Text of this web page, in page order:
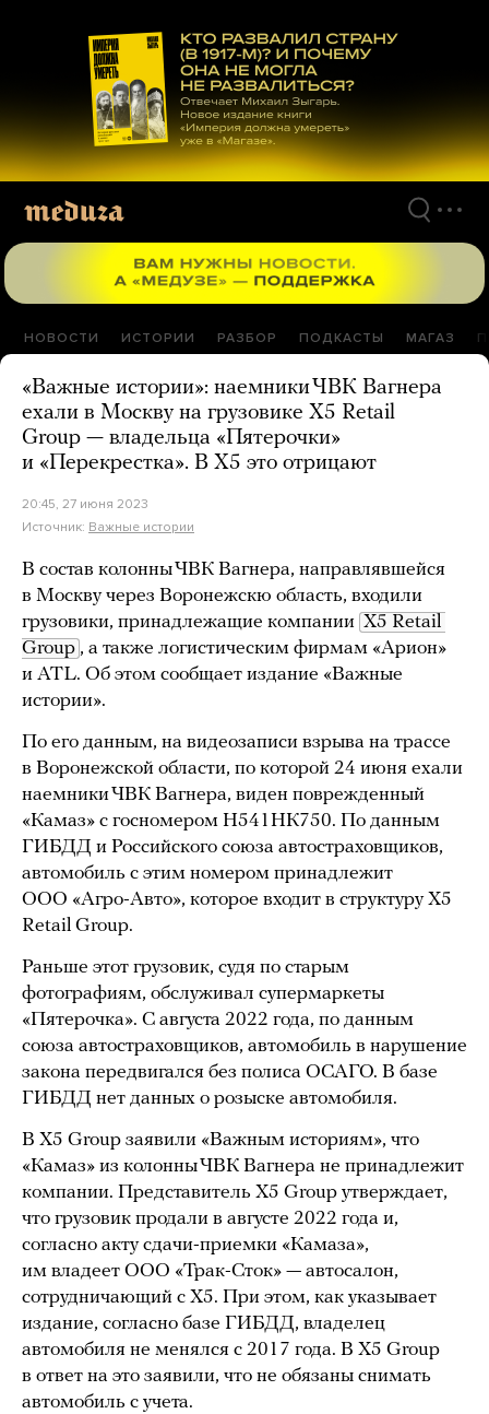
материалам
НОВОСТИ ИСТОРИИ РАЗБОР ПОДКАСТЫ МАГАЗ
«Важные истории»: наемники ЧВК Вагнера
ехали в Москву на грузовике X5 Retail
Group — владельца «Пятерочки»
и «Перекрестка». В X5 это отрицают
20:45, 27 июня 2023
Источник: Важные истории
В состав колонны ЧВК Вагнера, направлявшейся
в Москву через Воронежскю область, входили
грузовики, принадлежащие компании X5 Retail
Group , а также логистическим фирмам «Арион»
и ATL. Об этом сообщает издание «Важные
истории».
По его данным, на видеозаписи взрыва на трассе
в Воронежской области, по которой 24 июня ехали
наемники ЧВК Вагнера, виден поврежденный
«Камаз» с госномером Н541НК750. По данным
ГИБДД и Российского союза автостраховщиков,
автомобиль с этим номером принадлежит
ООО «Агро-Авто», которое входит в структуру X5
Retail Group.
Раньше этот грузовик, судя по старым
фотографиям, обслуживал супермаркеты
«Пятерочка». С августа 2022 года, по данным
союза автостраховщиков, автомобиль в нарушение
закона передвигался без полиса ОСАГО. В базе
ГИБДД нет данных о розыске автомобиля.
В X5 Group заявили «Важным историям», что
«Камаз» из колонны ЧВК Вагнера не принадлежит
компании. Представитель X5 Group утверждает,
что грузовик продали в августе 2022 года и,
согласно акту сдачи-приемки «Камаза»,
им владеет ООО «Трак-Сток» — автосалон,
сотрудничающий с X5. При этом, как указывает
издание, согласно базе ГИБДД, владелец
автомобиля не менялся с 2017 года. В X5 Group
в ответ на это заявили, что не обязаны снимать
автомобиль с учета.